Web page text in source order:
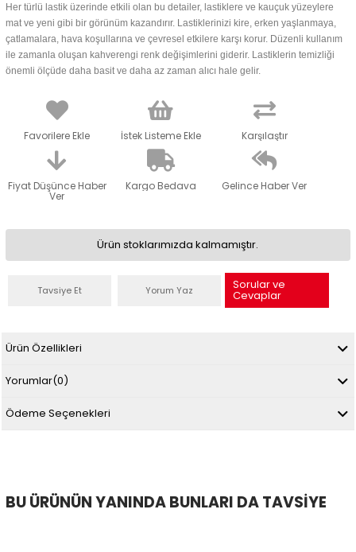
Her türlü lastik üzerinde etkili olan bu detailer, lastiklere ve kauçuk yüzeylere
mat ve yeni gibi bir görünüm kazandırır. Lastiklerinizi kire, erken yaşlanmaya,
çatlamalara, hava koşullarına ve çevresel etkilere karşı korur. Düzenli kullanım
ile zamanla oluşan kahverengi renk değişimlerini giderir. Lastiklerin temizliği
önemli ölçüde daha basit ve daha az zaman alıcı hale gelir.
Favorilere Ekle İstek Listeme Ekle Karşılaştır
Fiyat Düşünce Haber
Ver
Kargo Bedava Gelince Haber Ver
Ürün stoklarımızda kalmamıştır.
Tavsiye Et Yorum Yaz Sorular ve
Cevaplar
Ürün Özellikleri
Yorumlar(0)
Ödeme Seçenekleri
BU ÜRÜNÜN YANINDA BUNLARI DA TAVSIYE